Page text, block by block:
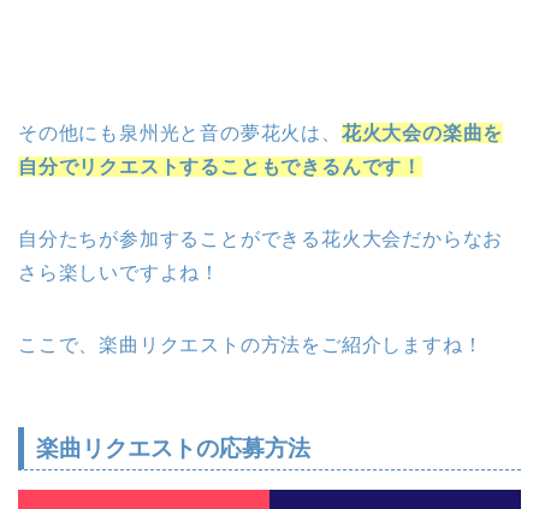
その他にも泉州光と音の夢花火は、 花火大会の楽曲を
自分でリクエストすることもできるんです！
自分たちが参加することができる花火大会だからなお
さら楽しいですよね！
ここで、楽曲リクエストの方法をご紹介しますね！
楽曲リクエストの応募方法